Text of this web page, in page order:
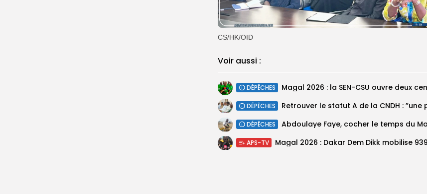
CS/HK/OID
Voir aussi :
DÉPÊCHES
DÉPÊCHES
DÉPÊCHES
APS-TV